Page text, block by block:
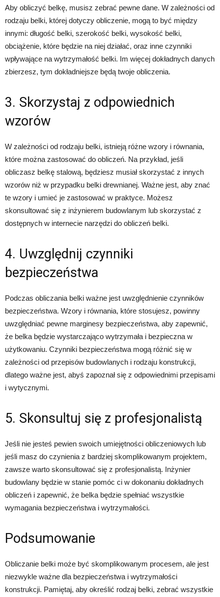
Aby obliczyć belkę, musisz zebrać pewne dane. W zależności od
rodzaju belki, której dotyczy obliczenie, mogą to być między
innymi: długość belki, szerokość belki, wysokość belki,
obciążenie, które będzie na niej działać, oraz inne czynniki
wpływające na wytrzymałość belki. Im więcej dokładnych danych
zbierzesz, tym dokładniejsze będą twoje obliczenia.
3. Skorzystaj z odpowiednich
wzorów
W zależności od rodzaju belki, istnieją różne wzory i równania,
które można zastosować do obliczeń. Na przykład, jeśli
obliczasz belkę stalową, będziesz musiał skorzystać z innych
wzorów niż w przypadku belki drewnianej. Ważne jest, aby znać
te wzory i umieć je zastosować w praktyce. Możesz
skonsultować się z inżynierem budowlanym lub skorzystać z
dostępnych w internecie narzędzi do obliczeń belki.
4. Uwzględnij czynniki
bezpieczeństwa
Podczas obliczania belki ważne jest uwzględnienie czynników
bezpieczeństwa. Wzory i równania, które stosujesz, powinny
uwzględniać pewne marginesy bezpieczeństwa, aby zapewnić,
że belka będzie wystarczająco wytrzymała i bezpieczna w
użytkowaniu. Czynniki bezpieczeństwa mogą różnić się w
zależności od przepisów budowlanych i rodzaju konstrukcji,
dlatego ważne jest, abyś zapoznał się z odpowiednimi przepisami
i wytycznymi.
5. Skonsultuj się z profesjonalistą
Jeśli nie jesteś pewien swoich umiejętności obliczeniowych lub
jeśli masz do czynienia z bardziej skomplikowanym projektem,
zawsze warto skonsultować się z profesjonalistą. Inżynier
budowlany będzie w stanie pomóc ci w dokonaniu dokładnych
obliczeń i zapewnić, że belka będzie spełniać wszystkie
wymagania bezpieczeństwa i wytrzymałości.
Podsumowanie
Obliczanie belki może być skomplikowanym procesem, ale jest
niezwykle ważne dla bezpieczeństwa i wytrzymałości
konstrukcji. Pamiętaj, aby określić rodzaj belki, zebrać wszystkie